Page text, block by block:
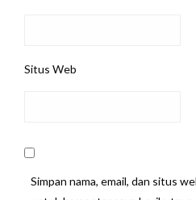
Situs Web
Simpan nama, email, dan situs